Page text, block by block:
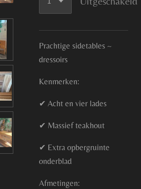
Prachtige sidetables ~
dressoirs
Kenmerken:
✔ Acht en vier lades
✔ Massief teakhout
✔ Extra opbergruinte
onderblad
Afmetingen: